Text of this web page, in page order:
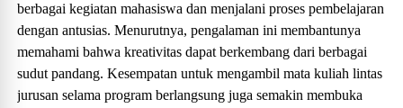
berbagai kegiatan mahasiswa dan menjalani proses pembelajaran
dengan antusias. Menurutnya, pengalaman ini membantunya
memahami bahwa kreativitas dapat berkembang dari berbagai
sudut pandang. Kesempatan untuk mengambil mata kuliah lintas
jurusan selama program berlangsung juga semakin membuka